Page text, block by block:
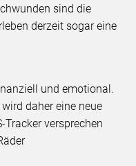
sind die
derzeit sogar eine
und emotional.
daher eine neue
Tracker versprechen